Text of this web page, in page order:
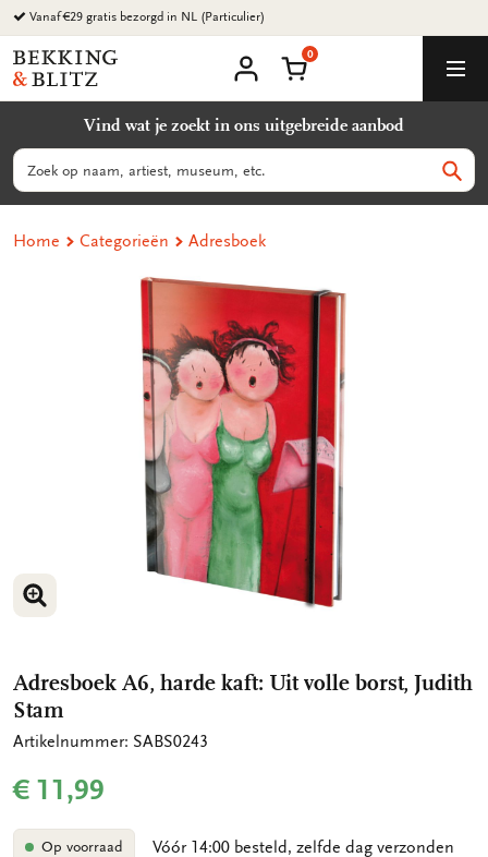
Ga
naar
content
Vanaf €29 gratis bezorgd in NL (Particulier)
Bekking
&
B.V.
account
Winkelmand
0
Vind wat je zoekt in ons uitgebreide aanbod
Zoeken
Home Categorieën Adresboek
VERGROOT AFBEELDING
Adresboek A6, harde kaft: Uit volle borst, Judith
Stam
Artikelnummer: SABS0243
€ 11,99
Op voorraad Vóór 14:00 besteld, zelfde dag verzonden